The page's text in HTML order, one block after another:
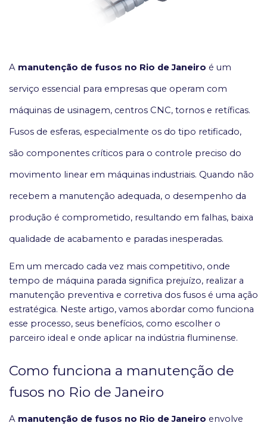
A manutenção de fusos no Rio de Janeiro é um
serviço essencial para empresas que operam com
máquinas de usinagem, centros CNC, tornos e retíficas.
Fusos de esferas, especialmente os do tipo retificado,
são componentes críticos para o controle preciso do
movimento linear em máquinas industriais. Quando não
recebem a manutenção adequada, o desempenho da
produção é comprometido, resultando em falhas, baixa
qualidade de acabamento e paradas inesperadas.
Em um mercado cada vez mais competitivo, onde
tempo de máquina parada significa prejuízo, realizar a
manutenção preventiva e corretiva dos fusos é uma ação
estratégica. Neste artigo, vamos abordar como funciona
esse processo, seus benefícios, como escolher o
parceiro ideal e onde aplicar na indústria fluminense.
Como funciona a manutenção de
fusos no Rio de Janeiro
A manutenção de fusos no Rio de Janeiro envolve